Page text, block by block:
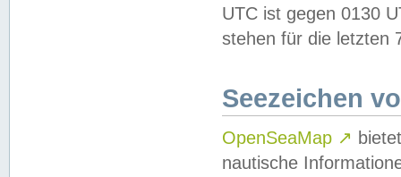
UTC ist gegen 0130
stehen für die letzten
Seezeichen
OpenSeaMap ↗
nautische